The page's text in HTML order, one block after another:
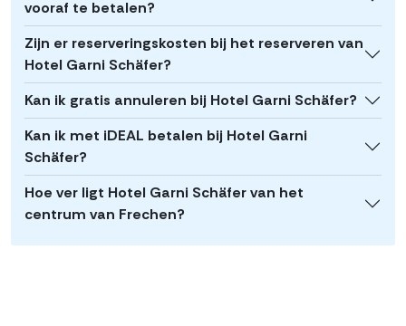
vooraf te betalen?
Zijn er reserveringskosten bij het reserveren van
Hotel Garni Schäfer?
Kan ik gratis annuleren bij Hotel Garni Schäfer?
Kan ik met iDEAL betalen bij Hotel Garni
Schäfer?
Hoe ver ligt Hotel Garni Schäfer van het
centrum van Frechen?